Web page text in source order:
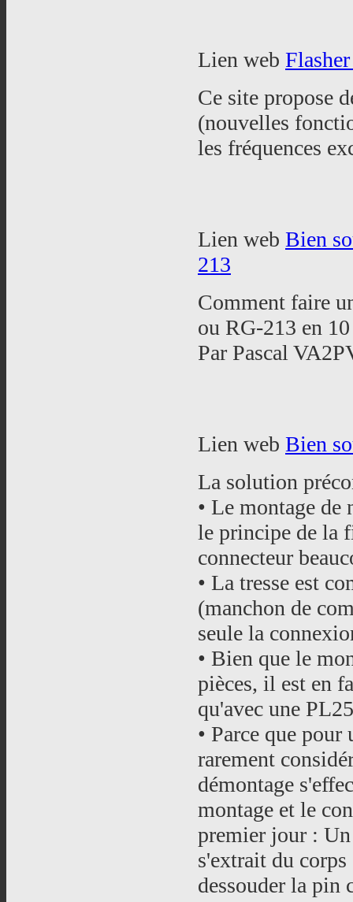
Lien web
Ce site propose
(nouvelles
les fréquences
Lien web Bien
213
Comment faire
ou RG-213 en 10
Par Pascal
Lien web Bien
La solution
• Le montage de
le principe de la
connecteur
• La tresse est
(manchon de
seule la
• Bien que le
pièces, il est en
qu'avec une
• Parce que
rarement
démontage
montage et le
premier jour : Un
s'extrait du
dessouder la pin